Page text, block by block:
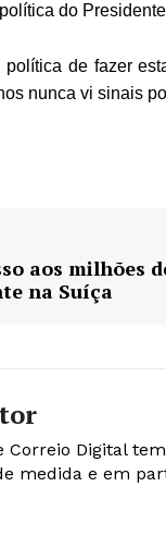
do
política de fazer
nunca vi sinais
aos milhões
na Suíça
Correio Digital
medida e em